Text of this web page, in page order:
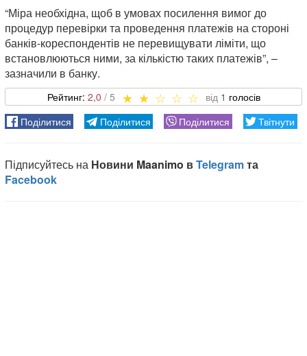
“Міра необхідна, щоб в умовах посилення вимог до
процедур перевірки та проведення платежів на стороні
банків-кореспондентів не перевищувати ліміти, що
встановлюються ними, за кількістю таких платежів”, –
зазначили в банку.
2,0 1